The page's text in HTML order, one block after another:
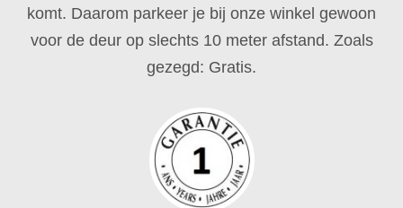
komt. Daarom parkeer je bij onze winkel gewoon
voor de deur op slechts 10 meter afstand. Zoals
gezegd: Gratis.